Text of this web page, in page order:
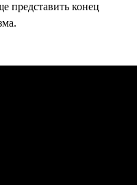
представить конец